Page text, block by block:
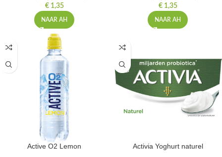
€1,35
NAAR AH
€1,35
NAAR AH
Active O2 Lemon Activia Yoghurt naturel